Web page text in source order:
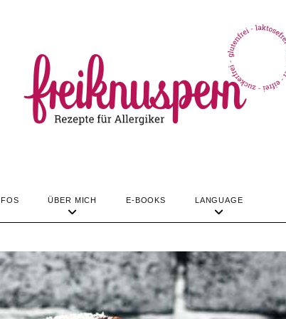
ÜBER MICH E-BOOKS LANGUAGE